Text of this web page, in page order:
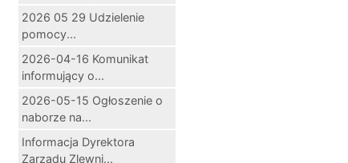
2026 05 29 Udzielenie
pomocy...
2026-04-16 Komunikat
informujący o...
2026-05-15 Ogłoszenie o
naborze na...
Informacja Dyrektora
Zarządu Zlewni...